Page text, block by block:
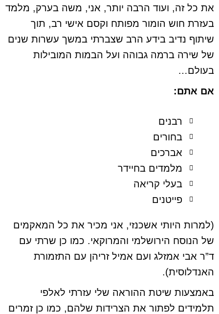
את כל זה, ועוד הרבה יותר, אני, משה בערק, מלמד
בעזרת חוש הומור מפותח וקסם אישי רב, תוך
שיתוף נדיב בידע הרב שצברתי במשך עשרות שנים
של שירה ברמה גבוהה ועל הבמות המובילות
בעולם…
אם אתם:
רבנים
בחורים
אברכים
מלמדים בחיידר
בעלי קריאה
פייטנים
(למרות היותי אשכנזי, אני מכיר את כל המאקמים
של הנוסח הירושלמי והמרוקאי. כמו כן שרתי עם
ד”ר אבי אמזלג ועם אמיל זריהן עם התזמורת
האנדלוסית).
באמצעות שיטת ההוראה שלי עזרתי לאלפי
תלמידים לפתור את הצרידות שלהם, כמו כן זמרים